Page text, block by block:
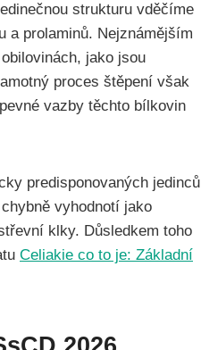
strukturu vděčíme
a prolaminů. Nejznámějším
jako jsou
proces štěpení však
vazby těchto bílkovin
predisponovaných jedinců
vyhodnotí jako
klky. Důsledkem toho
Celiakie co to je: Základní